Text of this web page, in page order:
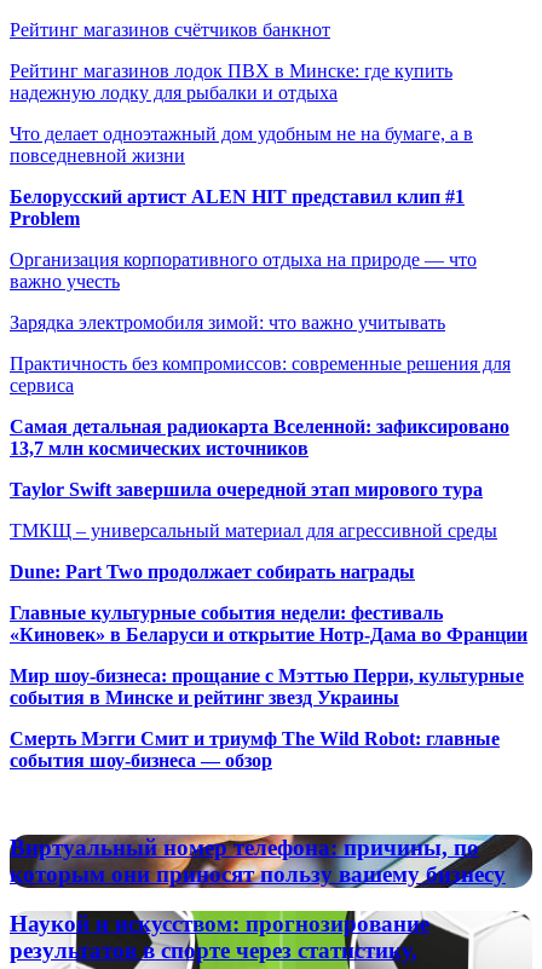
Рейтинг магазинов счётчиков банкнот
Рейтинг магазинов лодок ПВХ в Минске: где купить
надежную лодку для рыбалки и отдыха
Что делает одноэтажный дом удобным не на бумаге, а в
повседневной жизни
Белорусский артист ALEN HIT представил клип #1
Problem
Организация корпоративного отдыха на природе — что
важно учесть
Зарядка электромобиля зимой: что важно учитывать
Практичность без компромиссов: современные решения для
сервиса
Самая детальная радиокарта Вселенной: зафиксировано
13,7 млн космических источников
Taylor Swift завершила очередной этап мирового тура
ТМКЩ – универсальный материал для агрессивной среды
Dune: Part Two продолжает собирать награды
Главные культурные события недели: фестиваль
«Киновек» в Беларуси и открытие Нотр-Дама во Франции
Мир шоу-бизнеса: прощание с Мэттью Перри, культурные
события в Минске и рейтинг звезд Украины
Смерть Мэгги Смит и триумф The Wild Robot: главные
события шоу-бизнеса — обзор
Виртуальный
номер
телефона:
причины,
по
которым
Виртуальный номер телефона: причины, по
которым они приносят пользу вашему бизнесу
Наукой
искусством:
Наукой и искусством: прогнозирование
результатов в спорте через статистику,